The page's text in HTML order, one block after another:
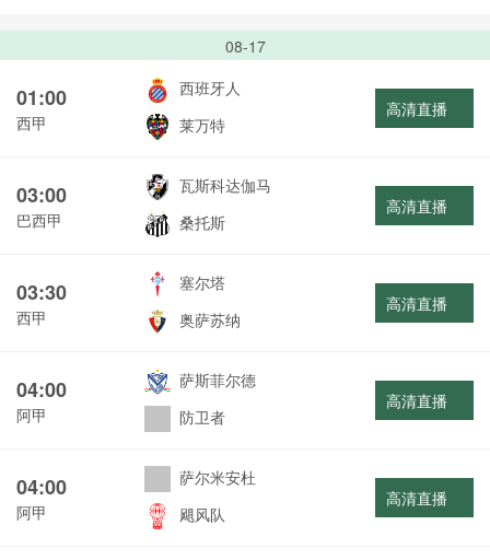
08-17
01:00
西甲
西班牙人
莱万特
高清直播
03:00
巴西甲
瓦斯科达伽马
桑托斯
高清直播
03:30
西甲
塞尔塔
奥萨苏纳
高清直播
04:00
阿甲
萨斯菲尔德
防卫者
高清直播
04:00
阿甲
萨尔米安杜
飓风队
高清直播